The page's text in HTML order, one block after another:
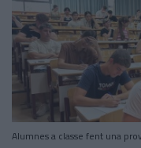
Alumnes a classe fent una